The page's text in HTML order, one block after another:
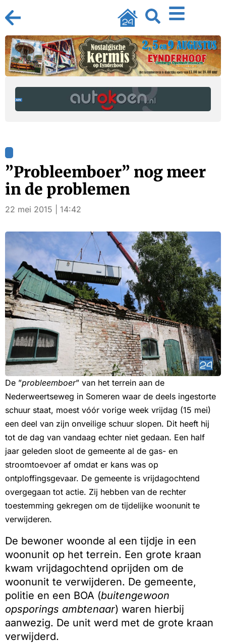
”Probleemboer” nog meer
in de problemen
22 mei 2015 | 14:42
De ”probleemboer” van het terrein aan de
Nederweertseweg in Someren waar de deels ingestorte
schuur staat, moest vóór vorige week vrijdag (15 mei)
een deel van zijn onveilige schuur slopen. Dit heeft hij
tot de dag van vandaag echter niet gedaan. Een half
jaar geleden sloot de gemeente al de gas- en
stroomtoevoer af omdat er kans was op
ontploffingsgevaar. De gemeente is vrijdagochtend
overgegaan tot actie. Zij hebben van de rechter
toestemming gekregen om de tijdelijke woonunit te
verwijderen.
De bewoner woonde al een tijdje in een
woonunit op het terrein. Een grote kraan
kwam vrijdagochtend oprijden om de
woonunit te verwijderen. De gemeente,
politie en een BOA (buitengewoon
opsporings ambtenaar) waren hierbij
aanwezig. De unit werd met de grote kraan
verwijderd.